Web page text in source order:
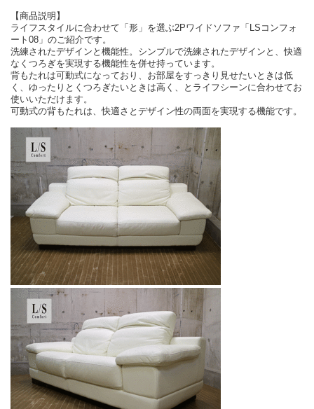
【商品説明】
ライフスタイルに合わせて「形」を選ぶ2Pワイドソファ「LSコンフォ
ート08」のご紹介です。
洗練されたデザインと機能性。シンプルで洗練されたデザインと、快適
なくつろぎを実現する機能性を併せ持っています。
背もたれは可動式になっており、お部屋をすっきり見せたいときは低
く、ゆったりとくつろぎたいときは高く、とライフシーンに合わせてお
使いいただけます。
可動式の背もたれは、快適さとデザイン性の両面を実現する機能です。